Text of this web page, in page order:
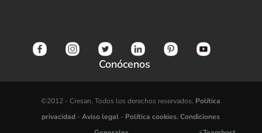
Conócenos
©2012 -Cresan. Todos los derechos reservados. Política
privacidad -Aviso legal - Política cookies.Condiciones